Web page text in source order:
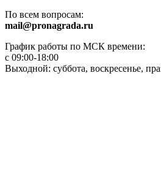
По всем вопросам:
mail@pronagrada.ru
График работы по МСК времени:
с 09:00-18:00
Выходной: суббота, воскресенье,